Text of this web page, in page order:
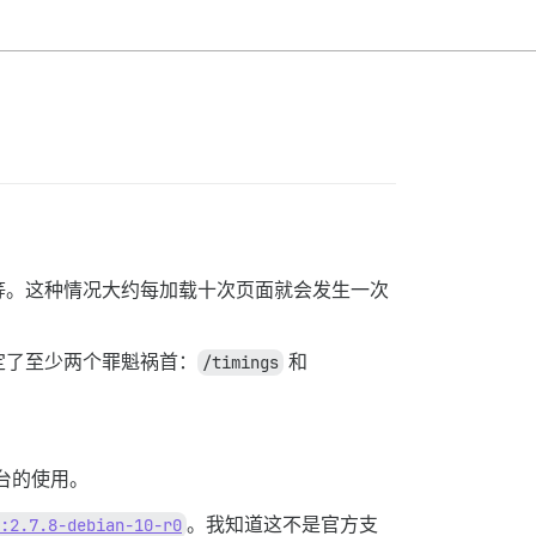
这种情况大约每加载十次页面就会发生一次
至少两个罪魁祸首： /timings 和
使用。
debian-10-r0 。我知道这不是官方支